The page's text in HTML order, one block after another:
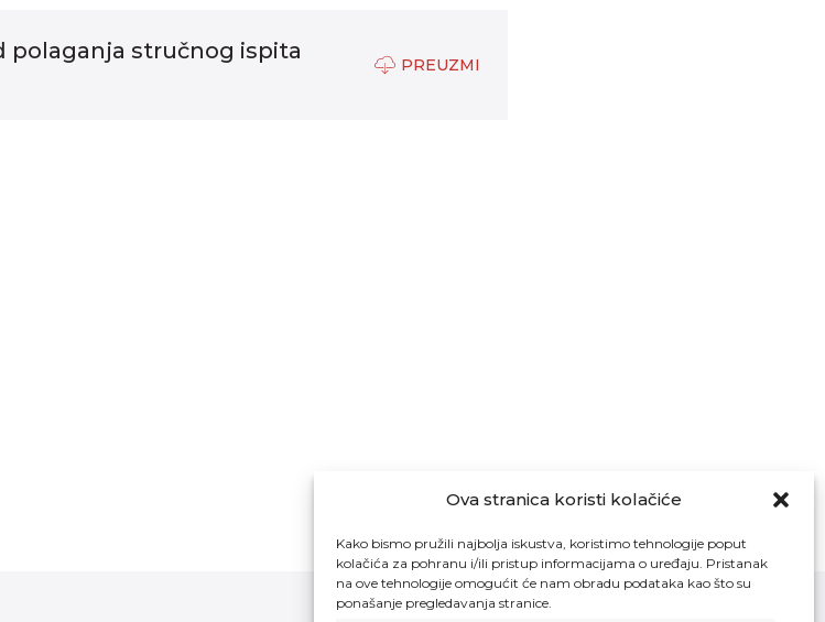
Ova stranica koristi kolačiće
Kako bismo pružili najbolja iskustva, koristimo tehnologije poput
kolačića za pohranu i/ili pristup informacijama o uređaju. Pristanak
na ove tehnologije omogućit će nam obradu podataka kao što su
ponašanje pregledavanja stranice.
polaganja stručnog ispita
PREUZMI